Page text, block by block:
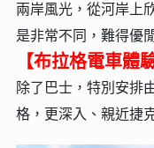
兩岸風光，從河岸上
是非常不同，難得優
【布拉格電車體驗
除了巴士，特別安排
格，更深入、親近捷